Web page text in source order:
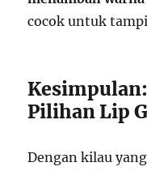
cocok untuk
Pilihan Lip
Dengan kilau